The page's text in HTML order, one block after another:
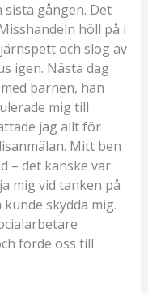
sista gången. Det
höll på i
och slog av
igen. Nästa dag
barnen, han
mig till
jag allt för
Mitt ben
– det kanske var
mig vid tanken på
skydda mig.
förde oss till